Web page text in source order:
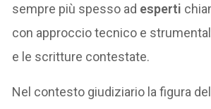
sempre più spesso ad esperti
con approccio tecnico e
e le scritture contestate.
Nel contesto giudiziario la figura del